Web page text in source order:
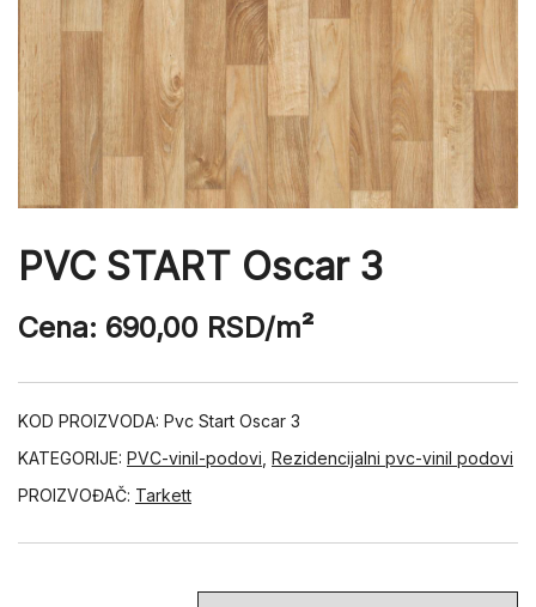
PVC START Oscar 3
Cena: 690,00 RSD/m²
KOD PROIZVODA: Pvc Start Oscar 3
KATEGORIJE: PVC-vinil-podovi Rezidencijalni pvc-vinil podovi
PROIZVOĐAČ: Tarkett